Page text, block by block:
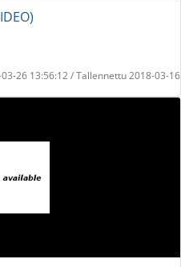
03-26 13:56:12 / Tallennettu 2018-03-16